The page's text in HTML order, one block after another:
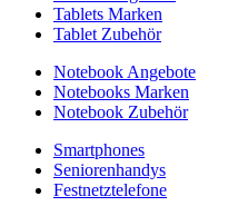
Tablets Marken
Tablet Zubehör
Notebook Angebote
Notebooks Marken
Notebook Zubehör
Smartphones
Seniorenhandys
Festnetztelefone